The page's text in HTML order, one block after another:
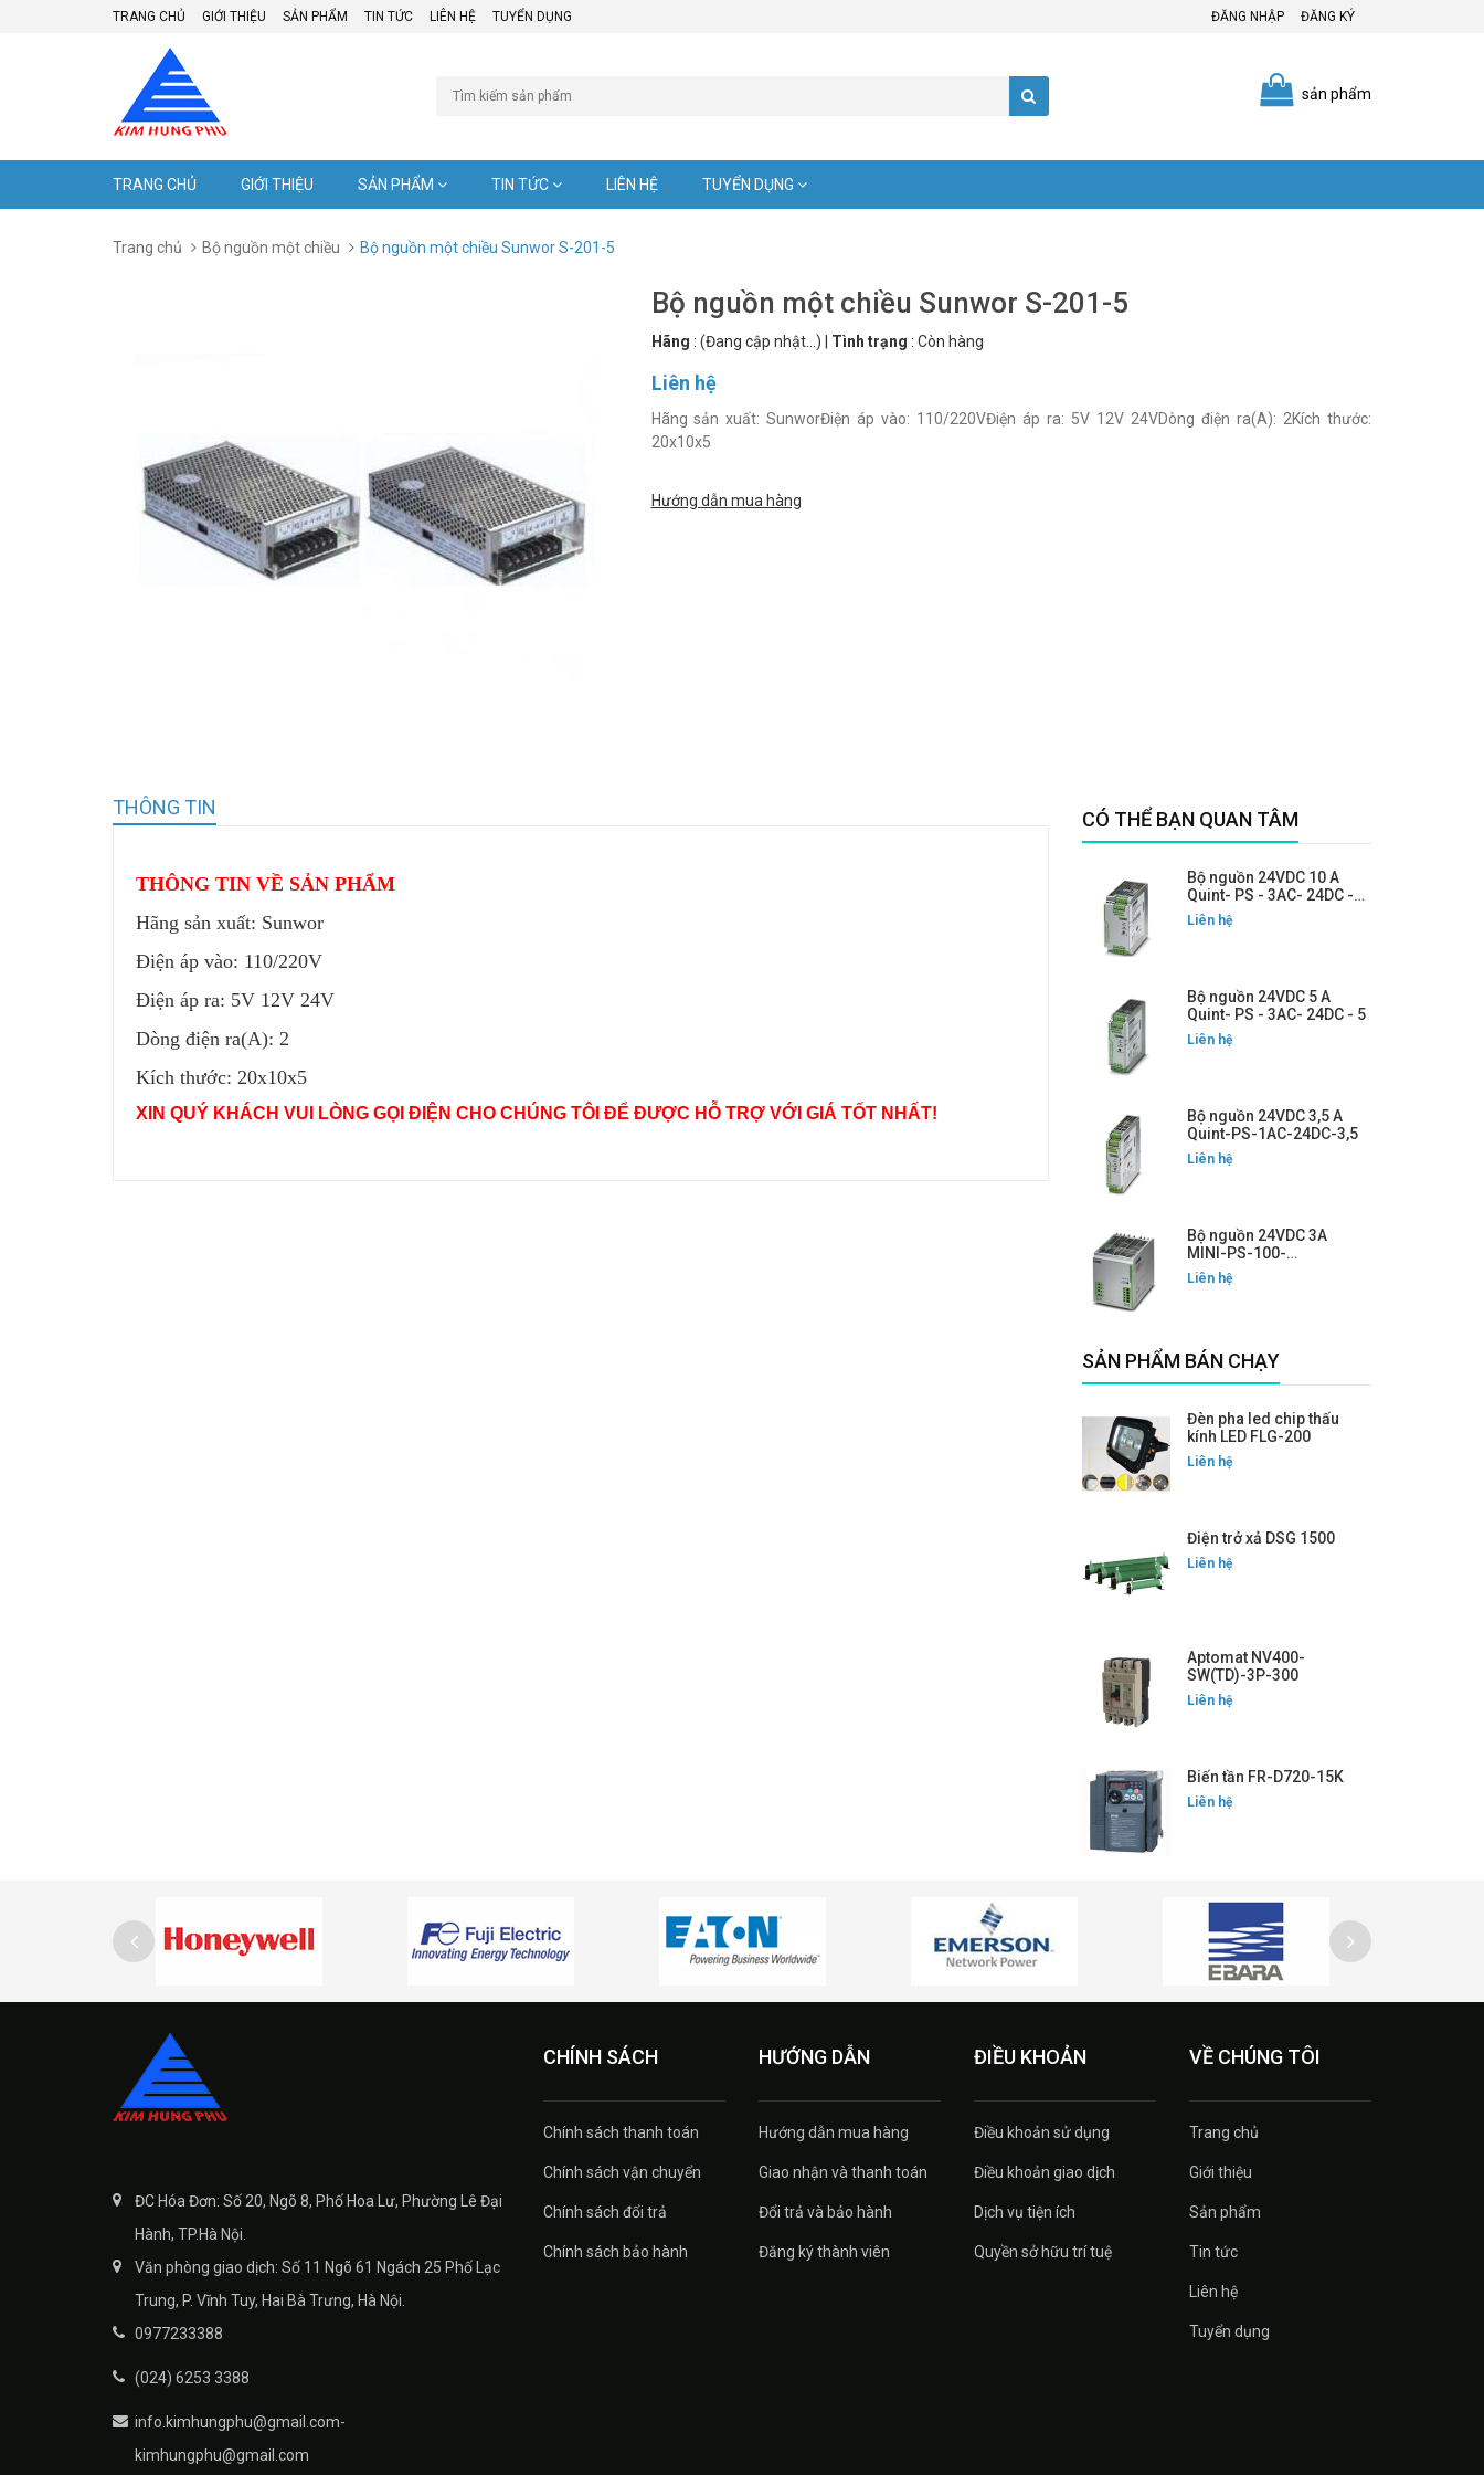
TRANG CHỦ GIỚI THIỆU SẢN PHẨM TIN TỨC LIÊN HỆ TUYỂN DỤNG ĐĂNG NHẬP ĐĂNG KÝ
sản phẩm
TRANG CHỦ GIỚI THIỆU SẢN PHẨM TIN TỨC LIÊN HỆ TUYỂN DỤNG
Trang chủ Bộ nguồn một chiều Bộ nguồn một chiều Sunwor S-201-5
Bộ nguồn một chiều Sunwor S-201-5
Hãng : (Đang cập nhật...) Tình trạng : Còn hàng
Liên hệ
Hãng sản xuất: SunworĐiện áp vào: 110/220VĐiện áp ra: 5V 12V 24VDòng điện ra(A): 2Kích thước:
20x10x5
Hướng dẫn mua hàng
THÔNG TIN
THÔNG TIN VỀ SẢN PHẨM
Hãng sản xuất: Sunwor
Điện áp vào: 110/220V
Điện áp ra: 5V 12V 24V
Dòng điện ra(A): 2
Kích thước: 20x10x5
XIN QUÝ KHÁCH VUI LÒNG GỌI ĐIỆN CHO CHÚNG TÔI ĐỂ ĐƯỢC HỖ TRỢ VỚI GIÁ TỐT N HẤT!
CÓ THỂ BẠN QUAN TÂM
Bộ nguồn 24VDC 10 A
Quint- PS - 3AC- 24DC -
10
Liên hệ
Bộ nguồn 24VDC 5 A
Quint- PS - 3AC- 24DC - 5
Liên hệ
Bộ nguồn 24VDC 3,5 A
Quint-PS-1AC-24DC-3,5
Liên hệ
Bộ nguồn 24VDC 3A
MINI-PS-100-
240AC/24DC/3
Liên hệ
SẢN PHẨM BÁN CHẠY
Đèn pha led chip thấu
kính LED FLG-200
Liên hệ
Điện trở xả DSG 1500
Liên hệ
Aptomat NV400-
SW(TD)-3P-300
Liên hệ
Biến tần FR-D720-15K
Liên hệ
ĐC Hóa Đơn: Số 20, Ngõ 8, Phố Hoa Lư, Phường Lê Đại
Hành, TP.Hà Nội.
Văn phòng giao dịch: Số 11 Ngõ 61 Ngách 25 Phố Lạc
Trung, P. Vĩnh Tuy, Hai Bà Trưng, Hà Nội.
0977233388
(024) 6253 3388
info.kimhungphu@gmail.com-
kimhungphu@gmail.com
CHÍNH SÁCH
Chính sách thanh toán
Chính sách vận chuyển
Chính sách đổi trả
Chính sách bảo hành
HƯỚNG DẪN
Hướng dẫn mua hàng
Giao nhận và thanh toán
Đổi trả và bảo hành
Đăng ký thành viên
ĐIỀU KHOẢN
Điều khoản sử dụng
Điều khoản giao dịch
Dịch vụ tiện ích
Quyền sở hữu trí tuệ
VỀ CHÚNG TÔI
Trang chủ
Giới thiệu
Sản phẩm
Tin tức
Liên hệ
Tuyển dụng